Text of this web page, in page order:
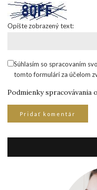
Opíšte zobrazený text:
Súhlasím so spracovaním
tomto formulári za účelom
Podmienky spracovávania